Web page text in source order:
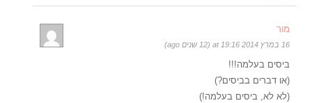
מור
16 במרץ 2014 at 19:16 (12 שנים ago)
ביסים בעלמה!!!
(או דברים בביסים?)
(לא לא, ביסים בעלמה!)